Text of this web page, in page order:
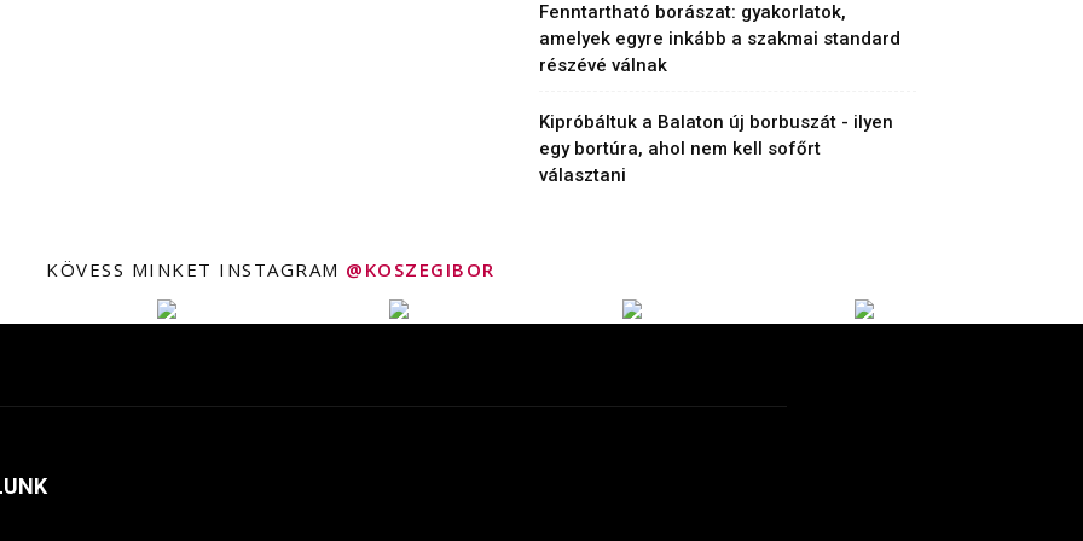
Fenntartható borászat: gyakorlatok,
amelyek egyre inkább a szakmai standard
részévé válnak
Kipróbáltuk a Balaton új borbuszát - ilyen
egy bortúra, ahol nem kell sofőrt
választani
KÖVESS MINKET INSTAGRAM @KOSZEGIBOR